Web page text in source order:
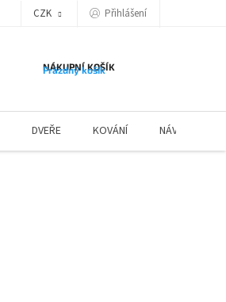
CZK Přihlášení
NÁKUPNÍ KOŠÍK
Prázdný košík
DVEŘE KOVÁNÍ NÁVODY